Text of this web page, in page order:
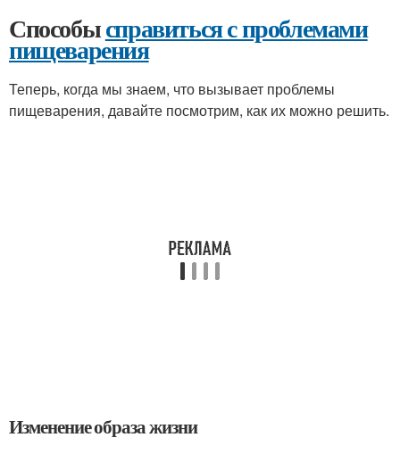
Способысправиться с проблемами
пищеварения
Теперь, когда мы знаем, что вызывает проблемы
пищеварения, давайте посмотрим, как их можно решить.
Изменение образа жизни